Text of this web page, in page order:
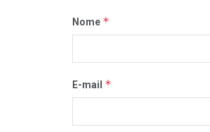
Nome *
E-mail *